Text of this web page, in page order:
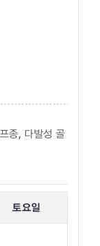
종, 다발성 골
토요일